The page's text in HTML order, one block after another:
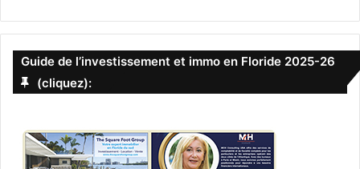
Pompano Beach Caribbean
Fest
Guide de l’investissement et immo en Floride 2025-26
(cliquez):